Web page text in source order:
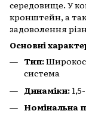
середовище. У
кронштейн, а
задоволення
Основні
Тип:
система
Динаміки:
Номінальна